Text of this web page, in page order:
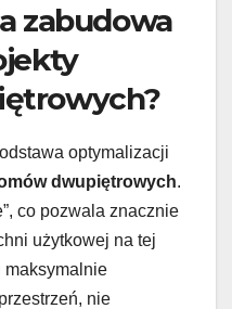
zabudowa
optymalizacji
dwupiętrowych.
co pozwala znacznie
użytkowej na tej
maksymalnie
nie